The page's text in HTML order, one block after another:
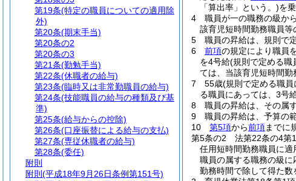
「算出率」という。)を
4
職員が一の職務の級か
該育児短時間勤務職員等
5
職員の昇給は、規則で
6
前項の規定により職員
を4号給(規則で定める職
ては、当該育児短時間勤
7
55歳(規則で定める職
る職員にあっては、3号
8
職員の昇給は、その属
9
職員の昇給は、予算の
10
第5項から前項までに
第5条の2
法第22条の4第
任用短時間勤務職員に適
職員の属する職務の級に
勤務時間で除して得た数
第19条(特定の職員についての適用除
外)
第20条(期末手当)
第20条の2
第20条の3
第21条(勤勉手当)
第22条(休職者の給与)
第23条(臨時又は非常勤職員の給与)
第24条(技能職員の給与の種類及び基
準)
第25条(給与からの控除)
第26条(口座振替による給与の支払)
第27条(専従休職者の給与)
第28条(委任)
附則
附則 (平成18年9月26日条例第151号)